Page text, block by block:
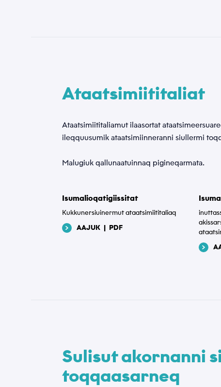
Ataatsimiititaliat
Ataatsimiititaliamut ilaasortat
ileqquusumik ataatsimiinneranni siullermi
Malugiuk qallunaatuinnaq pigineqarmata.
Isumalioqatigiissitat
Kukkunersiuinermut ataatsimiititaliaq
AAJUK | PDF
Sulisut akornanni
toqqaasarneq